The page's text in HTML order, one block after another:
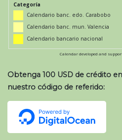
Categoría
Calendario banc. edo. Carabobo
Calendario banc. mun. Valencia
Calendario bancario nacional
Calendar developed and
Obtenga 100 USD de crédito
nuestro código de referido: